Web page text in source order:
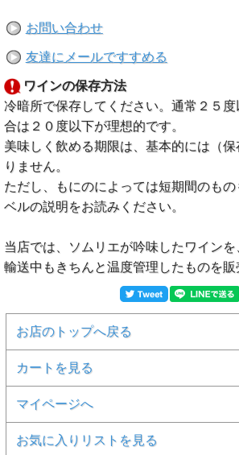
お問い合わせ
友達にメールですすめる
ワインの保存方法
冷暗所で保存してください。通常２５
合は２０度以下が理想的です。
美味しく飲める期限は、基本的には（
りません。
ただし、もにのによっては短期間のも
ベルの説明をお読みください。
当店では、ソムリエが吟味したワインを
輸送中もきちんと温度管理したものを販
お店のトップへ戻る
カートを見る
マイページへ
お気に入りリストを見る